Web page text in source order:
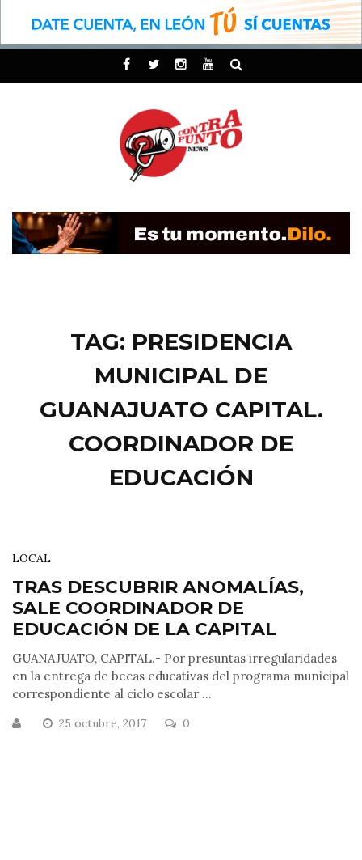
TAG: PRESIDENCIA
MUNICIPAL DE
GUANAJUATO CAPITAL.
COORDINADOR DE
EDUCACIÓN
LOCAL
TRAS DESCUBRIR ANOMALÍAS,
SALE COORDINADOR DE
EDUCACIÓN DE LA CAPITAL
GUANAJUATO, CAPITAL.- Por presuntas irregularidades
en la entrega de becas educativas del programa municipal
correspondiente al ciclo escolar ...
25 octubre, 2017 0